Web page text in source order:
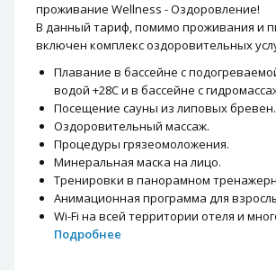
проживание Wellness - Оздоровление!
В данный тариф, помимо проживания и
включен комплекс оздоровительных
Плавание в бассейне с
водой +28С и в бассейне с
Посещение сауны из липовых бревен.
Оздоровительный массаж.
Процедуры грязеомоложения.
Минеральная маска на лицо.
Тренировки в панорамном
Анимационная программа для
Wi-Fi на всей территории отеля и
Подробнее